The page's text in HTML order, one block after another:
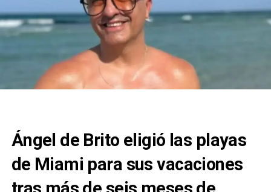
Ángel de Brito eligió las playas
de Miami para sus vacaciones